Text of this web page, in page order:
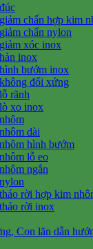
chấn hợp kim
chấn nylon
xóc inox
inox
bướm inox
đối xứng
rãnh
xo inox
dài
hình bướm
lỗ eo
ngắn
rời hợp kim
rời inox
Con lăn dẫn